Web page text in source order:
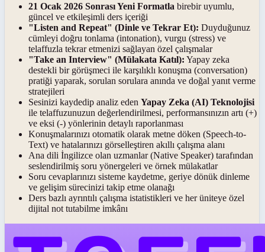
21 Ocak 2026 Sonrası Yeni Formatla birebir uyumlu,
güncel ve etkileşimli ders içeriği
"Listen and Repeat" (Dinle ve Tekrar Et): Duyduğunuz
cümleyi doğru tonlama (intonation), vurgu (stress) ve
telaffuzla tekrar etmenizi sağlayan özel çalışmalar
"Take an Interview" (Mülakata Katıl): Yapay zeka
destekli bir görüşmeci ile karşılıklı konuşma (conversation)
pratiği yaparak, sorulan sorulara anında ve doğal yanıt verme
stratejileri
Sesinizi kaydedip analiz eden Yapay Zeka (AI) Teknolojisi
ile telaffuzunuzun değerlendirilmesi, performansınızın artı (+)
ve eksi (-) yönlerinin detaylı raporlanması
Konuşmalarınızı otomatik olarak metne döken (Speech-to-
Text) ve hatalarınızı görselleştiren akıllı çalışma alanı
Ana dili İngilizce olan uzmanlar (Native Speaker) tarafından
seslendirilmiş soru yönergeleri ve örnek mülakatlar
Soru cevaplarınızı sisteme kaydetme, geriye dönük dinleme
ve gelişim sürecinizi takip etme olanağı
Ders bazlı ayrıntılı çalışma istatistikleri ve her üniteye özel
dijital not tutabilme imkânı